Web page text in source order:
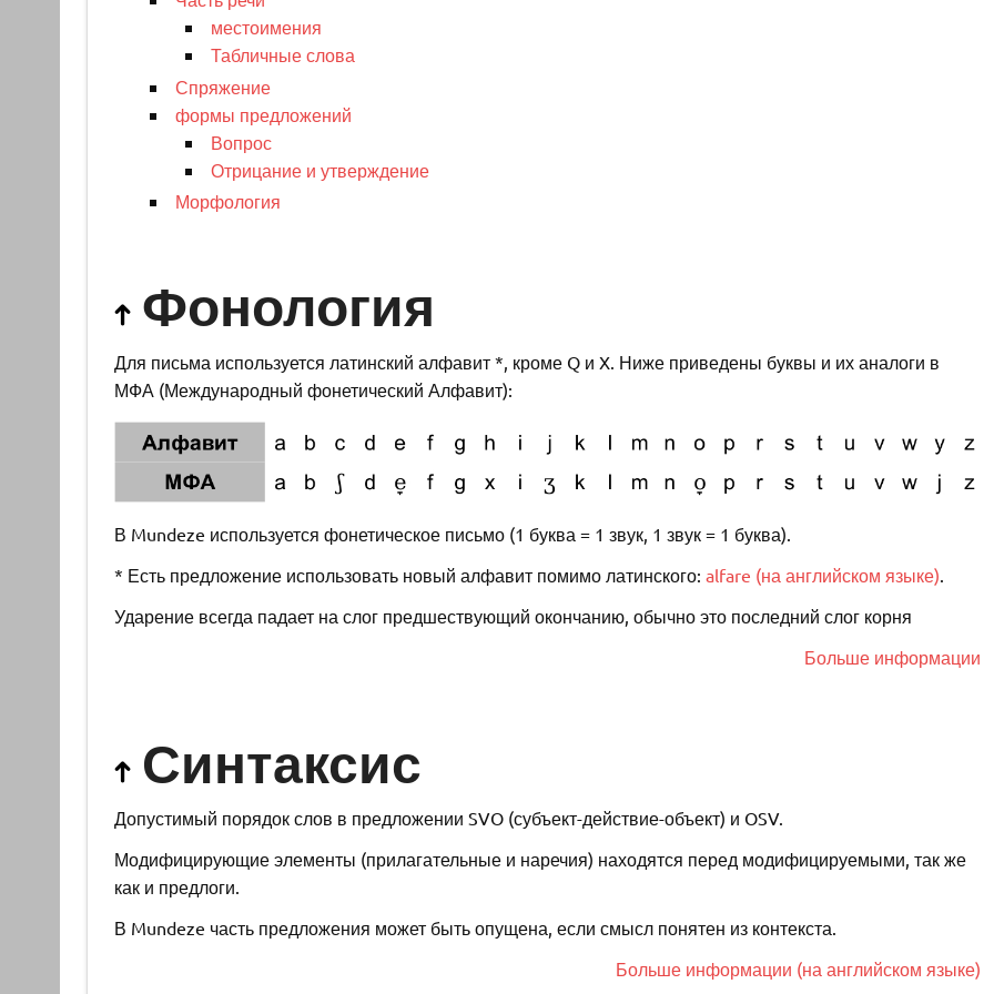
местоимения
Табличные слова
Спряжение
формы предложений
Вопрос
Отрицание и утверждение
Морфология
Фонология
Для письма используется латинский алфавит *, кроме Q и X. Ниже приведены буквы и их аналоги в
МФА (Международный фонетический Алфавит):
В Mundeze используется фонетическое письмо (1 буква = 1 звук, 1 звук = 1 буква).
* Есть предложение использовать новый алфавит помимо латинского: alfare (на английском языке).
Ударение всегда падает на слог предшествующий окончанию, обычно это последний слог корня
Больше информации
Синтаксис
Допустимый порядок слов в предложении SVO (субъект-действие-объект) и OSV.
Модифицирующие элементы (прилагательные и наречия) находятся перед модифицируемыми, так же
как и предлоги.
В Mundeze часть предложения может быть опущена, если смысл понятен из контекста.
Больше информации (на английском языке)